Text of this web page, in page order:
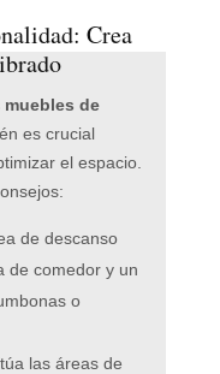
Crea
muebles de
es crucial
el espacio.
de descanso
de comedor y un
o
las áreas de